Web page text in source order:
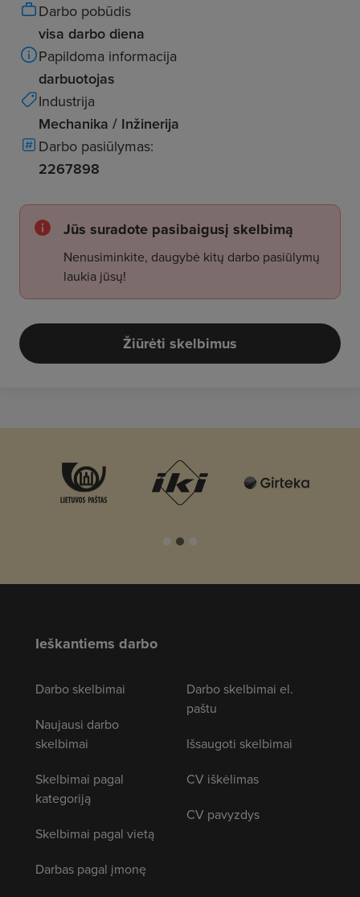
Darbo pobūdis
visa darbo diena
Papildoma informacija
darbuotojas
Industrija
Mechanika / Inžinerija
Darbo pasiūlymas:
2267898
Jūs suradote pasibaigusį skelbimą
Nenusiminkite, daugybė kitų darbo pasiūlymų
laukia jūsų!
Žiūrėti skelbimus
Ieškantiems darbo
Darbo skelbimai
Naujausi darbo
skelbimai
Skelbimai pagal
kategoriją
Skelbimai pagal vietą
Darbas pagal įmonę
Darbo skelbimai el.
paštu
Išsaugoti skelbimai
CV iškėlimas
CV pavyzdys